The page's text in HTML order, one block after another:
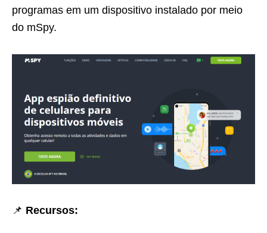
programas em um dispositivo instalado por meio
do mSpy.
📌 Recursos: